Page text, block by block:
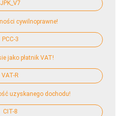
JPK_V7
cywilnoprawne!
PCC-3
jako płatnik VAT!
VAT-R
uzyskanego dochodu!
CIT-8